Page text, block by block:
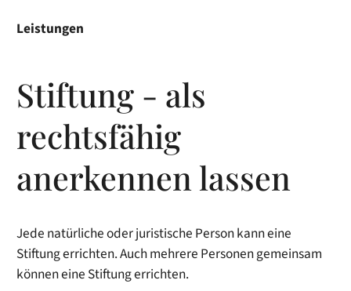
Leistungen
Stiftung - als
rechtsfähig
anerkennen lassen
Jede natürliche oder juristische Person kann eine
Stiftung errichten.Auch mehrere Personen gemeinsam
können eine Stiftung errichten.